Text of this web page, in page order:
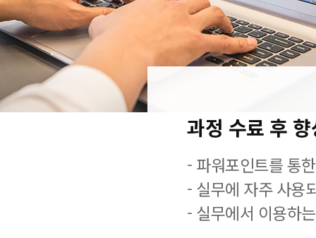
과정 수료 후
- 파워포인트를 통
- 실무에 자주 사용
- 실무에서 이용하